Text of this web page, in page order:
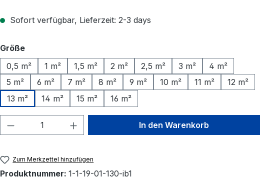
Sofort verfügbar, Lieferzeit: 2-3 days
Größeauswählen
0,5 m²
1 m² 1,5 m² 2 m² 2,5 m² 3 m²
4 m²
5 m²
6 m² 7 m² 8 m² 9 m² 10 m² 11 m²
12 m²
13 m²
14 m² 15 m² 16 m²
Produkt Anzahl: Gib den gewünschten Wert
In den Warenkorb
Zum Merkzettel hinzufügen
Produktnummer: 1-1-19-01-130-ib1